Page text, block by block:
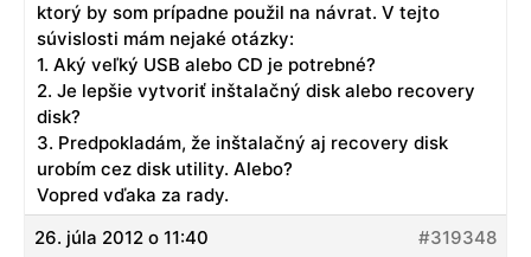
ktorý by som prípadne použil na návrat. V tejto
súvislosti mám nejaké otázky:
1. Aký veľký USB alebo CD je potrebné?
2. Je lepšie vytvoriť inštalačný disk alebo recovery
disk?
3. Predpokladám, že inštalačný aj recovery disk
urobím cez disk utility. Alebo?
Vopred vďaka za rady.
26. júla 2012 o 11:40
#319348